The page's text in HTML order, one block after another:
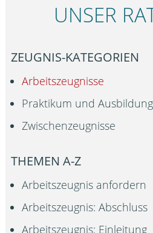
UNSER
ZEUGNIS-KATEGORIEN
Arbeitszeugnisse
Praktikum und Ausbildung
Zwischenzeugnisse
THEMEN A-Z
Arbeitszeugnis anfordern
Arbeitszeugnis: Abschluss
Arbeitszeugnis: Einleitung